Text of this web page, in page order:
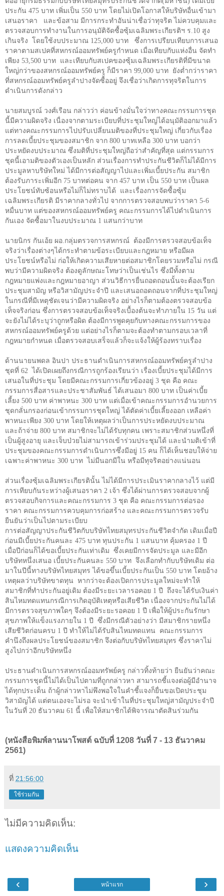
ประกัน 475 บาท เพิ่มเป็น 550 บาท โดยไม่เปิดโอกาสให้บริษัทอื่นเข้ามา
เสนอราคา
และข้อสาม มีการกระทำอันน่าเชื่อว่าทุจริต ไม่ควบคุมและ
ตรวจสอบการทำงานในการอนุมัติจัดซื้อซุ้มเฉลิมพระเกียรติฯ ร. 10 สูง
เกินจริง
โดยใช้งบประมาณ 125,000 บาท
ซึ่งการเปรียบเทียบการเสนอ
ราคาตามสเปคที่สหกรณ์ออมทรัพย์ครูกำหนด เมื่อเทียบกับแห่งอื่น จัดทำ
เพียง 53,500 บาท และเทียบกับสเปคของซุ้มเฉลิมพระเกียรติที่มีขนาด
ใหญ่กว่าของสหกรณ์ออมทรัพย์ครู ก็มีราคา 99,000 บาท ยังต่ำกว่าราคา
ที่สหกรณ์ออมทรัพย์ครูลำปางจัดซื้ออยู่ จึงเชื่อว่าเกิดการทุจริตในการ
ดำเนินการดังกล่าว
นายสมบูรณ์ วงศ์เรือน กล่าวว่า ค่อนข้างมั่นใจว่าทางคณะกรรมการชุด
นี้มีความผิดจริง เนื่องจากตามระเบียบที่ประชุมใหญ่ได้อนุมัติออกมาแล้ว
แต่ทางคณะกรรมการไปปรับเปลี่ยนมติของที่ประชุมใหญ่ เกี่ยวกับเรื่อง
การลดเบี้ยประชุมของสมาชิก จาก 800 บาทเหลือ 300 บาท บอกว่า
ประหยัดงบประมาณ ซึ่งมติที่ประชุมใหญ่ถือว่าสำคัญที่สุด แต่กรรมการ
ชุดนี้เอามติของตัวเองเป็นหลัก ส่วนเรื่องการทำประกันชีวิตก็ไม่ได้มีการ
ประมูลหาบริษัทใหม่ ได้มีการต่อสัญญาไปและเพิ่มเบี้ยประกัน สมาชิก
ต้องรับภาระเพิ่มอีก 75 บาทต่อคน จาก 457 บาท เป็น 550 บาท เป็นผล
ประโยชน์ทับซ้อนหรือไม่ก็ไม่ทราบได้
และเรื่องการจัดซื้อซุ้ม
เฉลิมพระเกียรติ มีราคากลางทั่วไป จากการตรวจสอบพบว่าราคา 5-6
หมื่นบาท แต่ของสหกรณ์ออมทรัพย์ครู คณะกรรมการได้ไปดำเนินการ
กันเอง จัดซื้อมาในงบประมาณ 1 แสนกว่าบาท
นายนิกร กันเอ้ย ผอ.กลุ่มตรวจการสหกรณ์ ต้องมีการตรวจสอบข้อเท็จ
จริงว่าเรื่องต่างๆได้กระทำตามข้อระเบียบและกฎหมาย หรือมีผล
ประโยชน์หรือไม่ ก่อให้เกิดความเสียหายต่อสมาชิกโดยรวมหรือไม่ กรณี
พบว่ามีความผิดจริง ต้องดูลักษณะโทษว่าเป็นเช่นไร ซึ่งมีทั้งตาม
กฎหมายแพ่งและกฎหมายอาญา ส่วนวิธีการยื่นถอดถอนนั้นจะต้องเรียก
ประชุมสามัญ หรือวิสามัญประจำปี และเสนอถอดถอนจากที่ประชุมใหญ่
ในกรณีที่มีเหตุชัดเจนว่ามีความผิดจริง อย่างไรก็ตามต้องตรวจสอบข้อ
เท็จจริงก่อน ซึ่งการตรวจสอบข้อเท็จจริงเบื้องต้นจะทำภายใน 15 วัน แต่
จะยังไม่ได้ระบุว่าถูกหรือผิด ต้องมีการพูดคุยกับทางคณะกรรมการของ
สหกรณ์ออมทรัพย์ครูด้วย แต่อย่างไรก็ตามจะต้องทำตามกรอบเวลาที่
กฎหมายกำหนด เมื่อตรวจสอบเสร็จแล้วก็จะแจ้งให้ผู้ร้องทราบเรื่อง
ด้านนายนพดล อินปา ประธานดำเนินการสหกรณ์ออมทรัพย์ครูลำปาง
ชุดที่ 62 ได้เปิดเผยถึงกรณีการถูกร้องเรียนว่า เรื่องเบี้ยประชุมได้มีการ
เสนอในที่ประชุม โดยมีคณะกรรมการเกี่ยวข้องอยู่ 3 ชุด คือ คณะ
กรรมการสื่อสารและประชาสัมพันธ์ ได้เสนอมา 800 บาท เป็นค่าเบี้ย
เลี้ยง 500 บาท ค่าพาหนะ 300 บาท แต่เมื่อเข้าคณะกรรมการอำนวยการ
ชุดกลั่นกรองก่อนเข้ากรรมการชุดใหญ่ ได้ตัดค่าเบี้ยเลี้ยงออก เหลือค่า
พาหนะเพียง 300 บาท โดยให้เหตุผลว่าเป็นการประหยัดงบประมาณ
และถ้าจ่าย 800 บาท สมาชิกจะไม่ได้รับทุกคน เพราะสมาชิกส่วนหนึ่งที่
เป็นผู้สูงอายุ และเจ็บป่วยไม่สามารถเข้าร่วมประชุมได้ และนำมติเข้าที่
ประชุมของคณะกรรมการดำเนินการซึ่งมีอยู่ 15 คน ก็ได้เห็นชอบให้จ่าย
เฉพาะค่าพาหนะ 300 บาท ไม่มีนอกมีใน หรือมีทุจริตอย่างแน่นอน
ส่วนเรื่องซุ้มเฉลิมพระเกียรตินั้น ไม่ได้มีการประเมินราคากลางไว้ แต่มี
การเทียบกันระหว่างผู้เสนอราคา 2 เจ้า ซึ่งได้ผ่านการตรวจสอบจากผู้
ตรวจสอบกิจการและคณะกรรมการ 3 ชุด คือ คณะกรรมการต่อรอง
ราคา คณะกรรมการควบคุมการก่อสร้าง และคณะกรรมการตรวจรับ
ยืนยันว่าเป็นไปตามระเบียบ
การต่อสัญญาประกันชีวิตกับบริษัทไทยสมุทรประกันชีวิตจำกัด เดิมเมื่อปี
ก่อนมีเบี้ยประกันคนละ 475 บาท ทุนประกัน 1 แสนบาท คุ้มครอง 1 ปี
เมื่อปีก่อนก็ได้ขอเบี้ยประกันเท่าเดิม ซึ่งเคยมีการจัดประมูล และมีอีก
บริษัทหนึ่งเสนอ เบี้ยประกันคนละ 550 บาท จึงเลือกทำกับบริษัทเดิม ต่อ
มาในปีนี้ทางบริษัทไทยสมุทร ได้ขอขึ้นเบี้ยประกันเป็น 550 บาท โดยอ้าง
เหตุผลว่าบริษัทขาดทุน หากว่าจะต้องเปิดการประมูลใหม่จะทำให้
สมาชิกที่ทำประกันอยู่เดิม ต้องมีระยะเวลารอคอย 1 ปี
ถึงจะได้รับเงินค่า
สินไหมทดแทนกรณีการเกิดอุบัติเหตุหรือเสียชีวิต เนื่องจากประกันไม่ได้
มีการตรวจสุขภาพใดๆ จึงต้องมีระยะรอคอย 1 ปี เพื่อให้ผู้ประกันรักษา
สุขภาพให้แข็งแรงภายใน 1 ปี
ซึ่งมีกรณีตัวอย่างว่า มีสมาชิกรายหนึ่ง
เสียชีวิตก่อนครบ 1 ปี ทำให้ไม่ได้รับสินไหมทดแทน
คณะกรรมการ
คำนึงถึงผลประโยชน์ของสมาชิก จึงต่อกับบริษัทไทยสมุทร ซึ่งราคาไม่
สูงไปกว่าอีกบริษัทหนึ่ง
ประธานดำเนินการสหกรณ์ออมทรัพย์ครู กล่าวทิ้งท้ายว่า ยืนยันว่าคณะ
กรรมการชุดนี้ไม่ได้เป็นไปตามที่ถูกกล่าวหา สามารถชี้แจงต่อผู้มีอำนาจ
ได้ทุกประเด็น ถ้าผู้กล่าวหาไม่พึงพอใจในคำชี้แจงก็ยื่นขอเปิดประชุม
วิสามัญได้ แต่ตนเองจะไม่รอ จะนำเข้าในที่ประชุมใหญ่สามัญประจำปี
ในวันที่ 20 ธันวาคม 61 นี้ เพื่อให้สมาชิกได้พิจารณาตัดสินร่วมกัน
(หนังสือพิมพ์ลานนาโพสต์ ฉบับที่ 1208 วันที่ 7 - 13 ธันวาคม
2561)
ที่ 21:56:00
ใช้ร่วมกัน
ไม่มีความคิดเห็น:
แสดงความคิดเห็น
‹ ›
หน้าแรก